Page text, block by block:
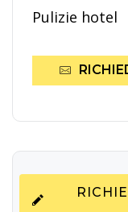
Pulizie hotel